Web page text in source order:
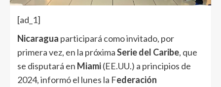
[ad_1]
Nicaragua participará como invitado, por
primera vez, en la próximaSerie del Caribe, que
se disputará en Miami(EE.UU.) a principios de
2024, informó el lunes la Federación